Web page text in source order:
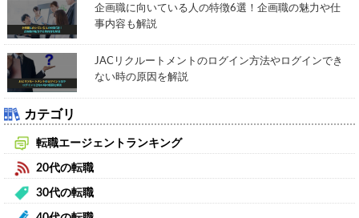
企画職に向いている人の特徴6選！企画職の魅力や仕
事内容も解説
JACリクルートメントのログイン方法やログインでき
ない時の原因を解説
カテゴリ
転職エージェントランキング
20代の転職
30代の転職